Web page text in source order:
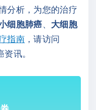
分析，为您的治疗
细胞肺癌
大细胞
指南 ，请访问
讯。